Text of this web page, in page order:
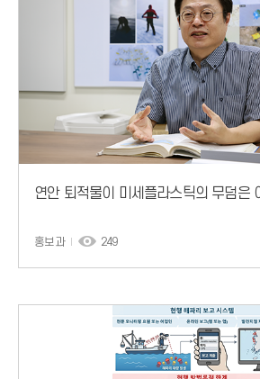
연안 퇴적물이 미세플라스틱의 무덤은
홍보과 249